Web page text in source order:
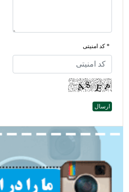
* کد امنیتی